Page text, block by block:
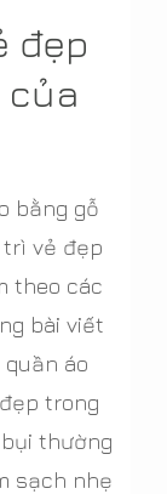
đẹp
bằng gỗ
vẻ đẹp
theo các
bài viết
áo
trong
thường
sạch nhẹ